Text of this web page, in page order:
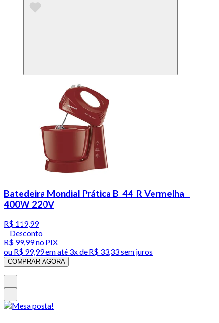
Batedeira Mondial Prática B-44-R Vermelha -
400W 220V
R$ 119,99
Desconto
R$ 99,99no PIX
ou R$ 99,99em até 3x de R$ 33,33 sem juros
COMPRAR AGORA